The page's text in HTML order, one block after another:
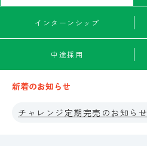
インターンシップ
中途採用
新着のお知らせ
チャレンジ定期完売のお知らせ